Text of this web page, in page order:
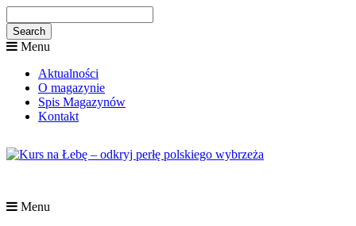
Menu
Aktualności
O magazynie
Spis Magazynów
Kontakt
Menu